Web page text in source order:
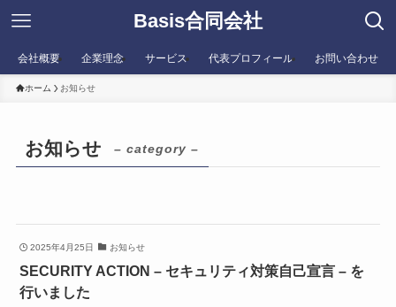
Basis合同会社
会社概要 企業理念 サービス 代表プロフィール お問い合わせ
ホーム お知らせ
お知らせ – category –
2025年4月25日 お知らせ
SECURITY ACTION – セキュリティ対策自己宣言 – を
行いました